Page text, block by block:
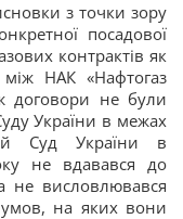
з точки зору
посадової
контрактів як
між НАК «Нафтогаз
договори не були
України в межах
Суд України в
не вдавався до
не висловлювався
умов, на яких вони